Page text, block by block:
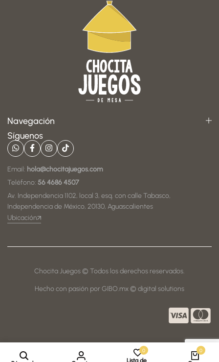
Navegación
Síguenos
Email: hola@chocitajuegos.com
Teléfono: 56 4686 4507
Av. Independencia 1102, local 3, esq. con calle Tabasco,
Independencia de México, 20130, Aguascalientes
Ubicación
Chocita Juegos © Todos los derechos reservados.
Hecho con pasión por GIBO.mx © digital solutions
0
Lista de
0